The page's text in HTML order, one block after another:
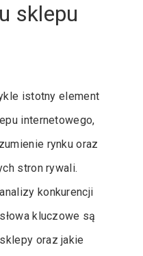
sklepu
istotny element
internetowego,
rynku oraz
stron rywali.
konkurencji
kluczowe są
oraz jakie